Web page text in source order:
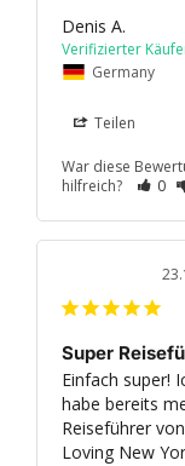
Denis A.
Germany
Teilen
War diese
hilfreich?
0
Super
Einfach super!
habe bereits
Reiseführer von
Loving New